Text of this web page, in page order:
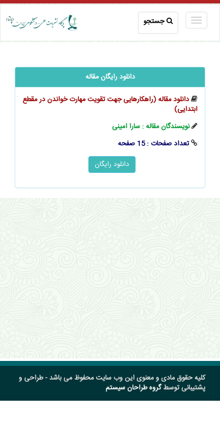
جستجو
دانلود رایگان مقاله
دانلود مقاله (راهکارهایی جهت تقویت مهارت خواندن در مقطع
ابتدایی)
نویسندگان مقاله : سارا امینی
تعداد صفحات : 15 صفحه
کلیه حقوق مادی و معنوی این وب سایت محفوظ می باشد - طراحی و
پشتیبانی توسطگروه طراحان سیستم